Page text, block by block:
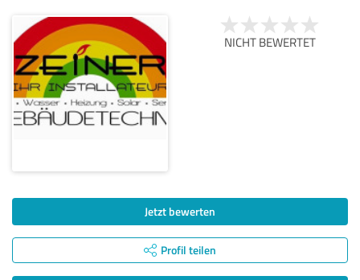
NICHT BEWERTET
Jetzt bewerten
Profil teilen